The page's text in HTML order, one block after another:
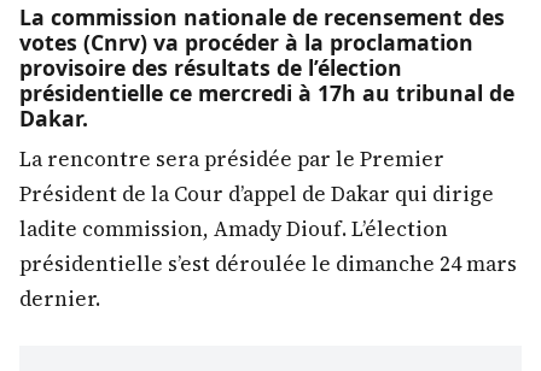
La commission nationale de recensement des
votes (Cnrv) va procéder à la proclamation
provisoire des résultats de l’élection
présidentielle ce mercredi à 17h au tribunal de
Dakar.
La rencontre sera présidée par le Premier
Président de la Cour d’appel de Dakar qui dirige
ladite commission, Amady Diouf. L’élection
présidentielle s’est déroulée le dimanche 24 mars
dernier.